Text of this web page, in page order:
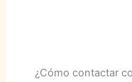
¿Cómo contactar